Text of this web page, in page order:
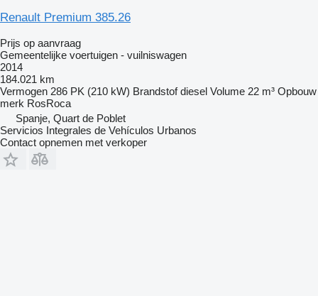
Renault Premium 385.26
Prijs op aanvraag
Gemeentelijke voertuigen - vuilniswagen
2014
184.021 km
Vermogen 286 PK (210 kW) Brandstof diesel Volume 22 m³ Opbouw
merk RosRoca
Spanje, Quart de Poblet
Servicios Integrales de Vehículos Urbanos
Contact opnemen met verkoper